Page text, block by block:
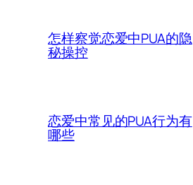
怎样察觉恋爱中PUA的隐
秘操控
恋爱中常见的PUA行为有
哪些